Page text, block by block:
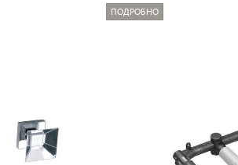
ПОДРОБНО